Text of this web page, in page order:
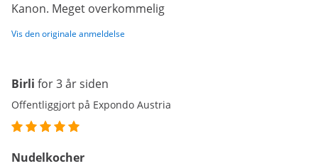
Kanon. Meget overkommelig
Vis den originale anmeldelse
Birli for 3 år siden
Offentliggjort på Expondo Austria
Nudelkocher